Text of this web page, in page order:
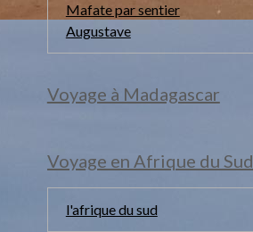
Mafate par sentier
Augustave
Voyage à Madagascar
Voyage en Afrique du Sud
l'afrique du sud